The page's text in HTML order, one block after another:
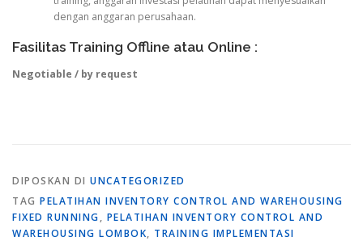
dengan anggaran perusahaan.
Fasilitas Training Offline atau Online :
Negotiable / by request
DIPOSKAN DI UNCATEGORIZED
TAG PELATIHAN INVENTORY CONTROL AND WAREHOUSING
FIXED RUNNING, PELATIHAN INVENTORY CONTROL AND
WAREHOUSING LOMBOK, TRAINING IMPLEMENTASI